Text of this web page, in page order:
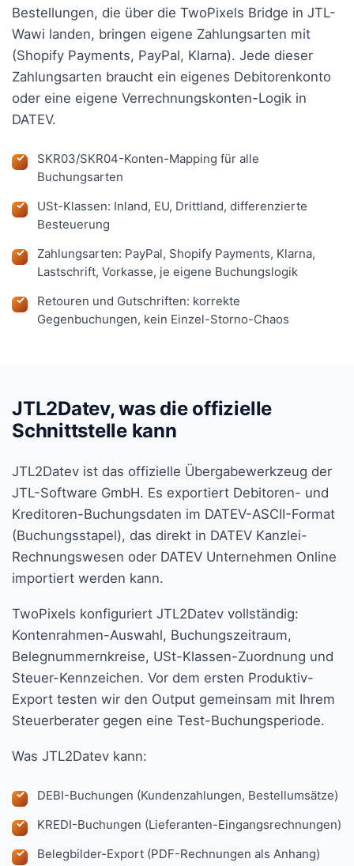
Bestellungen, die über die TwoPixels Bridge in JTL-
Wawi landen, bringen eigene Zahlungsarten mit
(Shopify Payments, PayPal, Klarna). Jede dieser
Zahlungsarten braucht ein eigenes Debitorenkonto
oder eine eigene Verrechnungskonten-Logik in
DATEV.
SKR03/SKR04-Konten-Mapping für alle
Buchungsarten
USt-Klassen: Inland, EU, Drittland, differenzierte
Besteuerung
Zahlungsarten: PayPal, Shopify Payments, Klarna,
Lastschrift, Vorkasse, je eigene Buchungslogik
Retouren und Gutschriften: korrekte
Gegenbuchungen, kein Einzel-Storno-Chaos
JTL2Datev, was die offizielle
Schnittstelle kann
JTL2Datev ist das offizielle Übergabewerkzeug der
JTL-Software GmbH. Es exportiert Debitoren- und
Kreditoren-Buchungsdaten im DATEV-ASCII-Format
(Buchungsstapel), das direkt in DATEV Kanzlei-
Rechnungswesen oder DATEV Unternehmen Online
importiert werden kann.
TwoPixels konfiguriert JTL2Datev vollständig:
Kontenrahmen-Auswahl, Buchungszeitraum,
Belegnummernkreise, USt-Klassen-Zuordnung und
Steuer-Kennzeichen. Vor dem ersten Produktiv-
Export testen wir den Output gemeinsam mit Ihrem
Steuerberater gegen eine Test-Buchungsperiode.
Was JTL2Datev kann:
DEBI-Buchungen (Kundenzahlungen, Bestellumsätze)
KREDI-Buchungen (Lieferanten-Eingangsrechnungen)
Belegbilder-Export (PDF-Rechnungen als Anhang)